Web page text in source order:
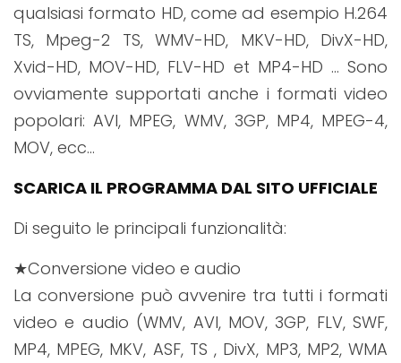
qualsiasi formato HD, come ad esempio H.264
TS, Mpeg-2 TS, WMV-HD, MKV-HD, DivX-HD,
Xvid-HD, MOV-HD, FLV-HD et MP4-HD … Sono
ovviamente supportati anche i formati video
popolari: AVI, MPEG, WMV, 3GP, MP4, MPEG-4,
MOV, ecc…
SCARICA IL PROGRAMMA DAL SITO UFFICIALE
Di seguito le principali funzionalità:
★Conversione video e audio
La conversione può avvenire tra tutti i formati
video e audio (WMV, AVI, MOV, 3GP, FLV, SWF,
MP4, MPEG, MKV, ASF, TS , DivX, MP3, MP2, WMA